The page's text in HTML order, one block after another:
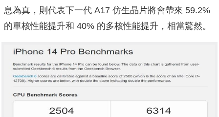
息為真，則代表下一代 A17 仿生晶片將會帶來 59.2%
的單核性能提升和 40% 的多核性能提升，相當驚然。